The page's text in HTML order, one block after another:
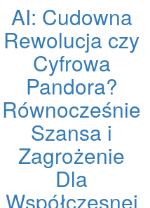
AI: Cudowna
Rewolucja czy
Cyfrowa
Pandora?
Równocześnie
Szansa i
Zagrożenie
Dla
Współczesnej